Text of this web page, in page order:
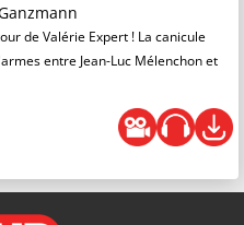
de Valérie Expert ! La canicule
entre Jean-Luc Mélenchon et